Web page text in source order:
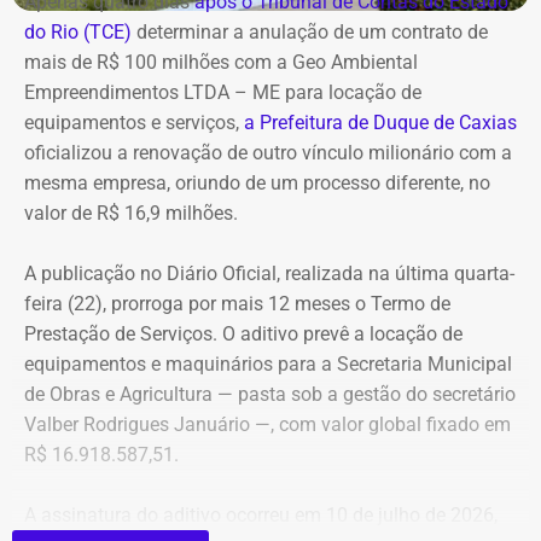
A empresa também destaca que não possui SUVs
blindados em sua frota própria, razão pela qual optou
pela locação dos veículos por meio de adesão à ata do
GSI.
Os veículos serão destinados exclusivamente aos
Suprimentos (DSU) e Segurança e Governança (DSG). O
contrato foi firmado com a empresa Rei dos Blindados
Locação de Veículos Ltda. e prevê a locação de quatro
SUVs zero quilômetro, com blindagem nível III-A, sem
motorista e sem fornecimento de combustível.
Cada automóvel custará R$ 8.977,78 por mês,
do Rio (TCE) determinar a anulação de um contrato de
mais de R$ 100 milhões com a Geo Ambiental
Empreendimentos LTDA – ME para locação de
equipamentos e serviços, a Prefeitura de Duque de Caxias
oficializou a renovação de outro vínculo milionário com a
mesma empresa, oriundo de um processo diferente, no
valor de R$ 16,9 milhões.
A publicação no Diário Oficial, realizada na última quarta-
feira (22), prorroga por mais 12 meses o Termo de
Prestação de Serviços. O aditivo prevê a locação de
equipamentos e maquinários para a Secretaria Municipal
de Obras e Agricultura — pasta sob a gestão do secretário
Valber Rodrigues Januário —, com valor global fixado em
R$ 16.918.587,51.